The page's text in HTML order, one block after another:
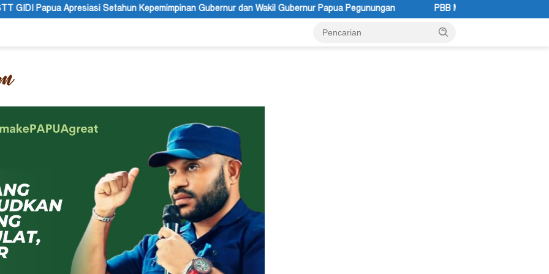
Kepemimpinan Gubernur dan Wakil Gubernur Papua Pegunungan PBB Mengakui Kedaulatan Negara Maluku Selatan (2)